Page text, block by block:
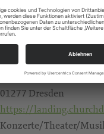
Gruna, Thomaskirche
Bodenbacher Straße 21
01277 Dresden
https://
Konzerte/Theater/